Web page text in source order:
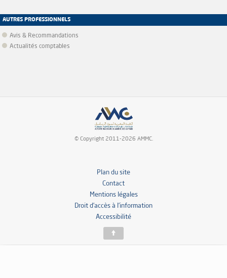
AUTRES PROFESSIONNELS
Avis & Recommandations
Actualités comptables
© Copyright 2011-2026 AMMC.
Plan du site
Contact
Mentions légales
Droit d’accès à l’information
Accessibilité